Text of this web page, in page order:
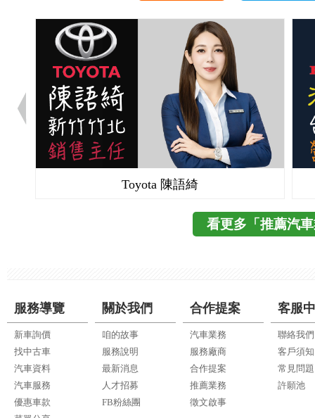
Toyota 陳語綺
看更多「推薦汽
服務導覽
新車詢價
找中古車
汽車資料
汽車服務
優惠車款
關於我們
咱的故事
服務說明
最新消息
人才招募
FB粉絲團
合作提案
汽車業務
服務廠商
合作提案
推薦業務
徵文啟事
客服
聯絡我們
客戶須知
常見問題
許願池